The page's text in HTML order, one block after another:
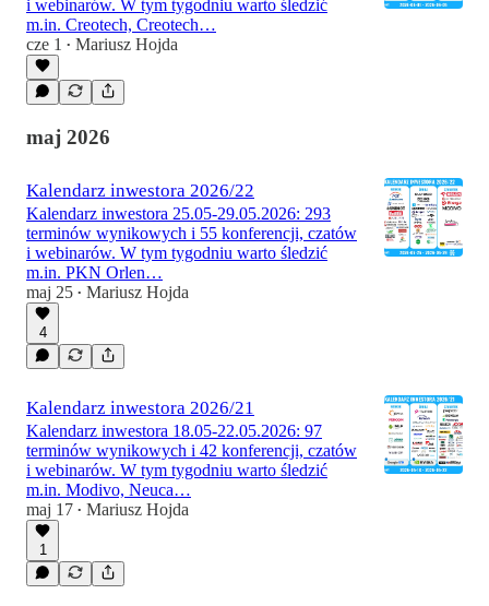
i webinarów. W tym tygodniu warto śledzić
m.in. Creotech, Creotech…
cze 1
• Mariusz Hojda
maj 2026
Kalendarz inwestora 2026/22
Kalendarz inwestora 25.05-29.05.2026: 293
terminów wynikowych i 55 konferencji, czatów
i webinarów. W tym tygodniu warto śledzić
m.in. PKN Orlen…
maj 25 • Mariusz Hojda
4
Kalendarz inwestora 2026/21
Kalendarz inwestora 18.05-22.05.2026: 97
terminów wynikowych i 42 konferencji, czatów
i webinarów. W tym tygodniu warto śledzić
m.in. Modivo, Neuca…
maj 17 • Mariusz Hojda
1